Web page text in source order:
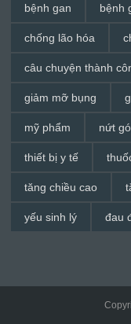
bệnh gan bệnh
chống lão hóa
câu chuyện thành
giảm mỡ bụng
mỹ phẩm nứt
thiết bị y tế
tăng chiều cao
yếu sinh lý đau